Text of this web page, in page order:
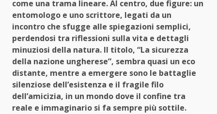
come una trama lineare. Al centro, due figure: un
entomologo e uno scrittore, legati da un
incontro che sfugge alle spiegazioni semplici,
perdendosi tra riflessioni sulla vita e dettagli
minuziosi della natura. Il titolo, “La sicurezza
della nazione ungherese”, sembra quasi un eco
distante, mentre a emergere sono le battaglie
silenziose dell’esistenza e il fragile filo
dell’amicizia, in un mondo dove il confine tra
reale e immaginario si fa sempre più sottile.